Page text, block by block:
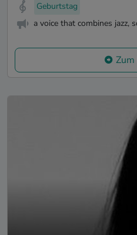
Geburtstag
a voice that combines jazz,